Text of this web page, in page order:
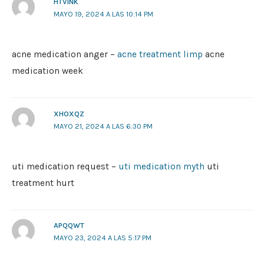
MAYO 19, 2024 A LAS 10:14 PM
acne medication anger – acne treatment limp acne
medication week
XHOXQZ
MAYO 21, 2024 A LAS 6:30 PM
uti medication request – uti medication myth uti
treatment hurt
APQQWT
MAYO 23, 2024 A LAS 5:17 PM